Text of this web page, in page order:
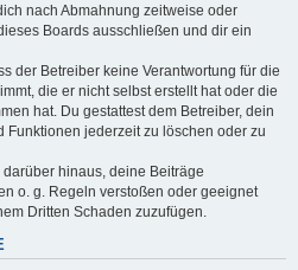
nach Abmahnung zeitweise oder
Boards ausschließen und dir ein
der Betreiber keine Verantwortung für die
die er nicht selbst erstellt hat oder die
hat. Du gestattest dem Betreiber, dein
Funktionen jederzeit zu löschen oder zu
hinaus, deine Beiträge
o. g. Regeln verstoßen oder geeignet
Dritten Schaden zuzufügen.